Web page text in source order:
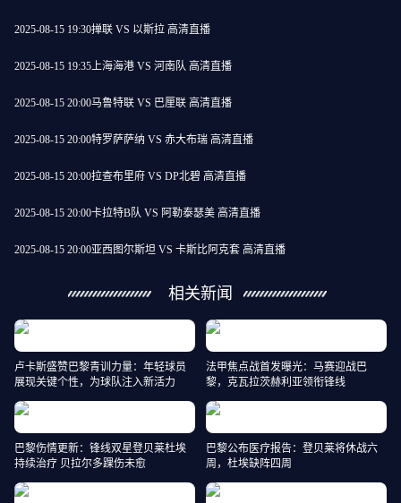
2025-08-15 19:30掸联 VS 以斯拉 高清直播
2025-08-15 19:35上海海港 VS 河南队 高清直播
2025-08-15 20:00马鲁特联 VS 巴厘联 高清直播
2025-08-15 20:00特罗萨萨纳 VS 赤大布瑞 高清直播
2025-08-15 20:00拉查布里府 VS DP北碧 高清直播
2025-08-15 20:00卡拉特B队 VS 阿勒泰瑟美 高清直播
2025-08-15 20:00亚西图尔斯坦 VS 卡斯比阿克套 高清直播
相关新闻
卢卡斯盛赞巴黎青训力量：年轻球员
展现关键个性，为球队注入新活力
法甲焦点战首发曝光：马赛迎战巴
黎，克瓦拉茨赫利亚领衔锋线
巴黎伤情更新：锋线双星登贝莱杜埃
持续治疗 贝拉尔多踝伤未愈
巴黎公布医疗报告：登贝莱将休战六
周，杜埃缺阵四周